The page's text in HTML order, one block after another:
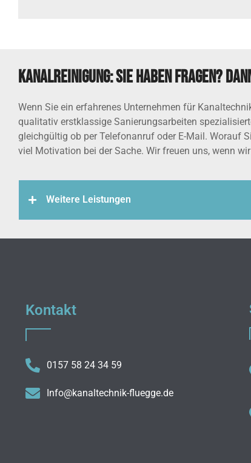
Kanalreinigung: Sie haben Fragen?
Wenn Sie ein erfahrenes Unternehmen für
qualitativ erstklassige Sanierungsarbeiten
gleichgültig ob per Telefonanruf oder E-Mail. Worauf
viel Motivation bei der Sache. Wir freuen uns, wenn
Weitere Leistungen
Kontakt
0157 58 24 34 59
Info@kanaltechnik-fluegge.de